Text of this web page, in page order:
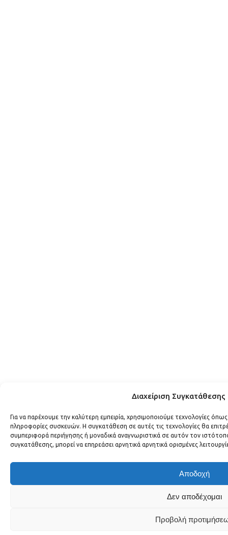
Διαχείριση
Για να παρέχουμε την καλύτερη εμπειρία, χρησιμοποιούμε τεχνολογίες
πληροφορίες συσκευών. Η συγκατάθεση σε αυτές τις τεχνολογίες θα
συμπεριφορά περιήγησης ή μοναδικά αναγνωριστικά σε αυτόν τον
συγκατάθεσης, μπορεί να επηρεάσει αρνητικά αρνητικά ορισμένες
Αποδοχή
Δεν αποδέχομαι
Προβολή